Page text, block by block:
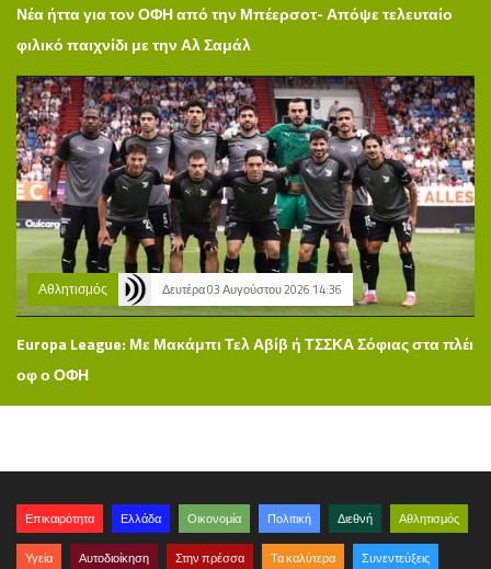
Νέα ήττα για τον ΟΦΗ από την Μπέερσοτ- Απόψε τελευταίο
φιλικό παιχνίδι με την Αλ Σαμάλ
Αθλητισμός Δευτέρα 03 Αυγούστου 2026 14:36
Europa League: Με Μακάμπι Τελ Αβίβ ή ΤΣΣΚΑ Σόφιας στα πλέι
οφ ο ΟΦΗ
Επικαιρότητα Ελλάδα Οικονομία Πολιτική Διεθνή Αθλητισμός
Υγεία Αυτοδιοίκηση Στην πρέσσα Τα καλύτερα Συνεντεύξεις